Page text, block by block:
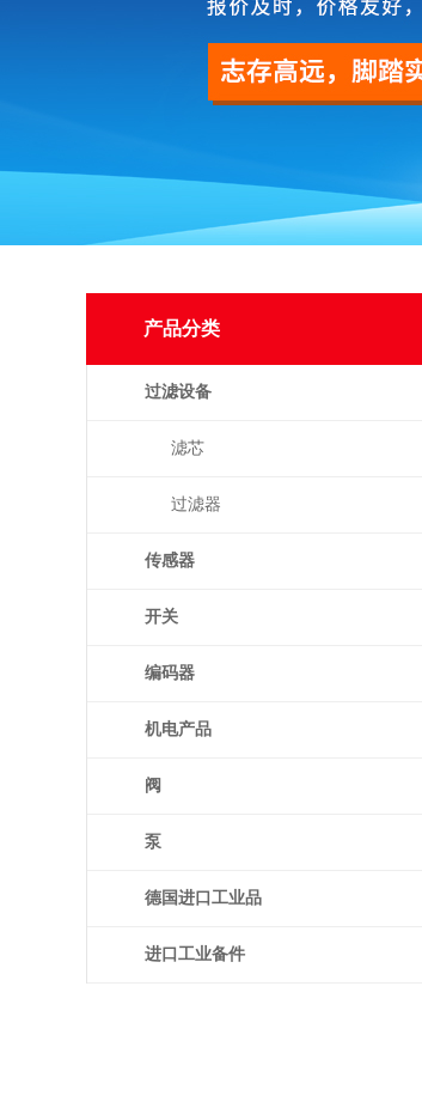
产品分类
过滤设备
滤芯
过滤器
传感器
开关
编码器
机电产品
阀
泵
德国进口工业品
进口工业备件